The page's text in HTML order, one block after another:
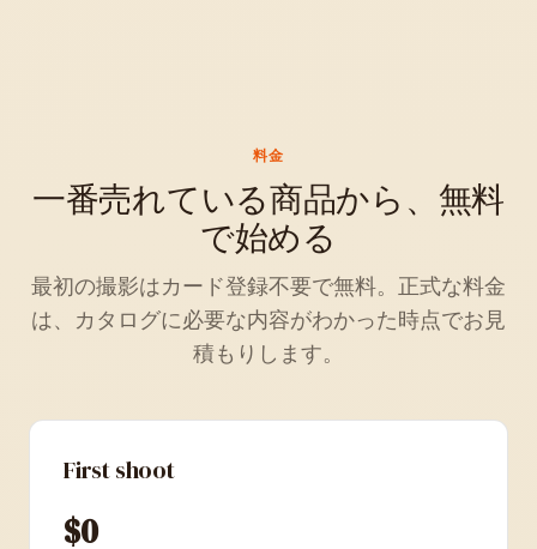
料金
一番売れている商品から、無料
で始める
最初の撮影はカード登録不要で無料。正式な料金
は、カタログに必要な内容がわかった時点でお見
積もりします。
First shoot
$0